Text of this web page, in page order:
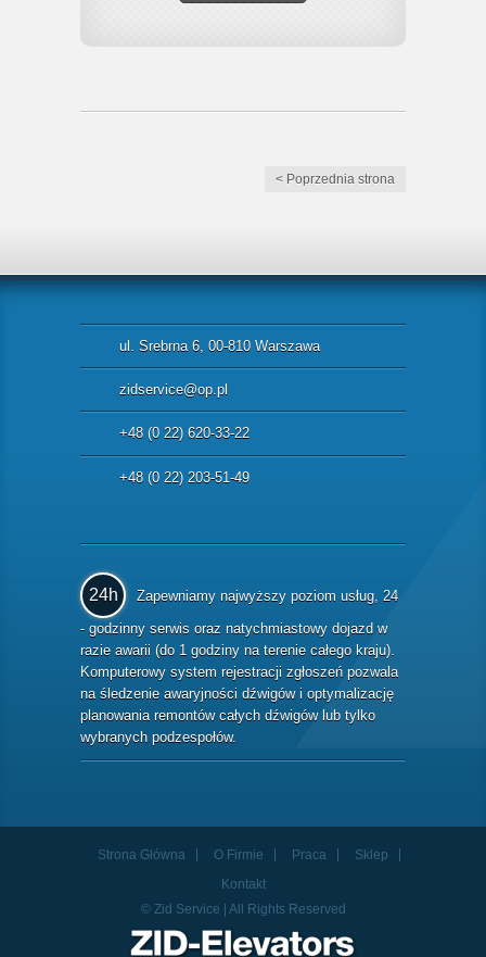
< Poprzednia strona
ul. Srebrna 6, 00-810 Warszawa
zidservice@op.pl
+48 (0 22) 620-33-22
+48 (0 22) 203-51-49
24h
Zapewniamy najwyższy poziom usług, 24
- godzinny serwis oraz natychmiastowy dojazd w
razie awarii (do 1 godziny na terenie całego kraju).
Komputerowy system rejestracji zgłoszeń pozwala
na śledzenie awaryjności dźwigów i optymalizację
planowania remontów całych dźwigów lub tylko
wybranych podzespołów.
Strona Główna O Firmie Praca
Sklep
Kontakt
© Zid Service | All Rights Reserved